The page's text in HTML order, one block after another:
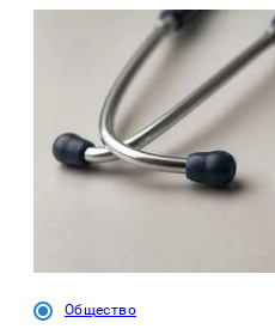
Общество